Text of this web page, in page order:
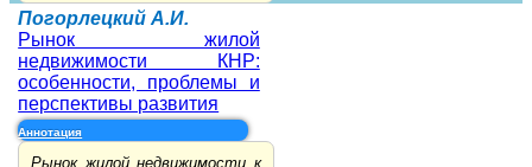
Погорлецкий А.И.
Рынок жилой
недвижимости КНР:
особенности, проблемы и
перспективы развития
Аннотация
Рынок жилой недвижимости к